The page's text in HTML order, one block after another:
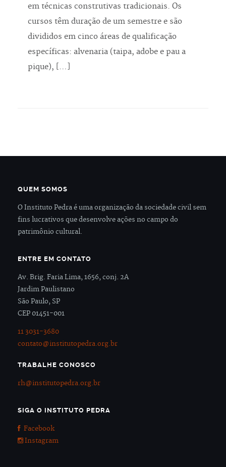
em técnicas construtivas tradicionais. Os
cursos têm duração de um semestre e são
divididos em cinco áreas de qualificação
específicas: alvenaria (taipa, adobe e pau a
pique), […]
QUEM SOMOS
O Instituto Pedra é uma organização da sociedade civil sem
fins lucrativos que desenvolve ações no campo do
patrimônio cultural.
ENTRE EM CONTATO
Av. Brig. Faria Lima, 1656, conj. 2A
Jardim Paulistano
São Paulo, SP
CEP 01451-001
11 3031-3680
contato@institutopedra.org.br
TRABALHE CONOSCO
rh@institutopedra.org.br
SIGA O INSTITUTO PEDRA
Facebook
Instagram